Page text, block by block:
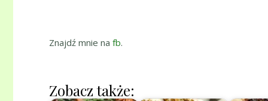
Znajdź mnie na fb.
Zobacz także: